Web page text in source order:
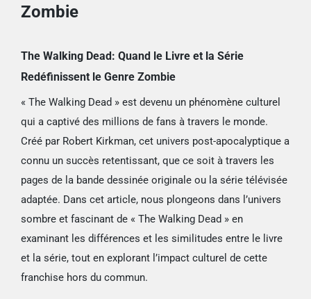
Zombie
The Walking Dead: Quand le Livre et la Série
Redéfinissent le Genre Zombie
« The Walking Dead » est devenu un phénomène culturel
qui a captivé des millions de fans à travers le monde.
Créé par Robert Kirkman, cet univers post-apocalyptique a
connu un succès retentissant, que ce soit à travers les
pages de la bande dessinée originale ou la série télévisée
adaptée. Dans cet article, nous plongeons dans l’univers
sombre et fascinant de « The Walking Dead » en
examinant les différences et les similitudes entre le livre
et la série, tout en explorant l’impact culturel de cette
franchise hors du commun.